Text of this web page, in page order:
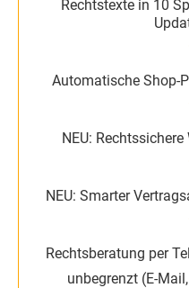
unbegrenzt (E-